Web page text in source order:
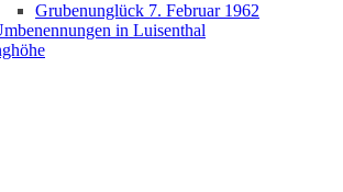
Grubenunglück 7. Februar 1962
in Luisenthal